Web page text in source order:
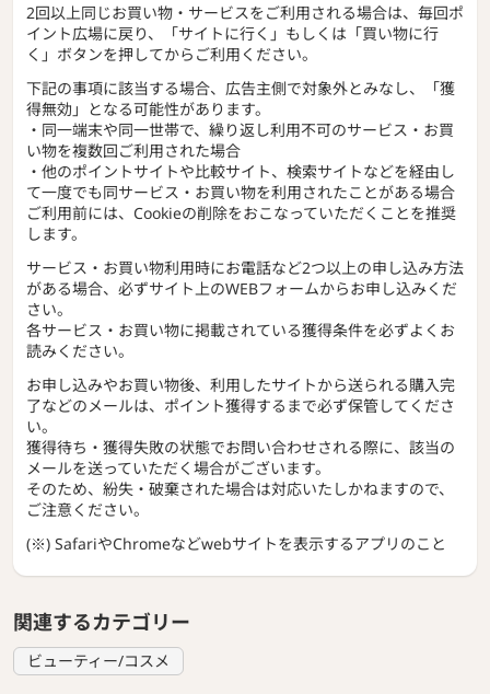
2回以上同じお買い物・サービスをご利用される場合は、毎回ポ
イント広場に戻り、「サイトに行く」もしくは「買い物に行
く」ボタンを押してからご利用ください。
下記の事項に該当する場合、広告主側で対象外とみなし、「獲
得無効」となる可能性があります。
・同一端末や同一世帯で、繰り返し利用不可のサービス・お買
い物を複数回ご利用された場合
・他のポイントサイトや比較サイト、検索サイトなどを経由し
て一度でも同サービス・お買い物を利用されたことがある場合
ご利用前には、Cookieの削除をおこなっていただくことを推奨
します。
サービス・お買い物利用時にお電話など2つ以上の申し込み方法
がある場合、必ずサイト上のWEBフォームからお申し込みくだ
さい。
各サービス・お買い物に掲載されている獲得条件を必ずよくお
読みください。
お申し込みやお買い物後、利用したサイトから送られる購入完
了などのメールは、ポイント獲得するまで必ず保管してくださ
い。
獲得待ち・獲得失敗の状態でお問い合わせされる際に、該当の
メールを送っていただく場合がございます。
そのため、紛失・破棄された場合は対応いたしかねますので、
ご注意ください。
(※) SafariやChromeなどwebサイトを表示するアプリのこと
関連するカテゴリー
ビューティー/コスメ